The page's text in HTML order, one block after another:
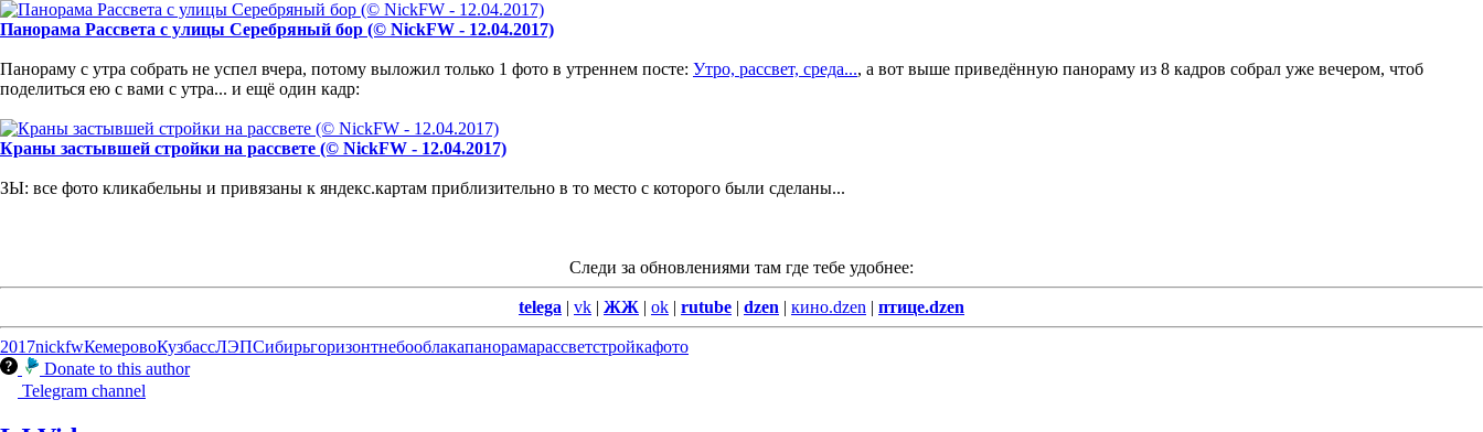
Панорама Рассвета с улицы Серебряный бор (© NickFW - 12.04.2017)
Панораму с утра собрать не успел вчера, потому выложил только 1 фото в утреннем посте: Утро, рассвет, среда..., а вот выше приведённую панораму из 8 кадров собрал уже вечером, чтоб
поделиться ею с вами с утра... и ещё один кадр:
Краны застывшей стройки на рассвете (© NickFW - 12.04.2017)
ЗЫ: все фото кликабельны и привязаны к яндекс.картам приблизительно в то место с которого были сделаны...
Следи за обновлениями там где тебе удобнее:
telega | vk | ЖЖ | ok | rutube | dzen | кино.dzen | птице.dzen
2017nickfwКемеровоКузбассЛЭПСибирьгоризонтнебооблакапанорамарассветстройкафото
Donate to this author
Telegram channel